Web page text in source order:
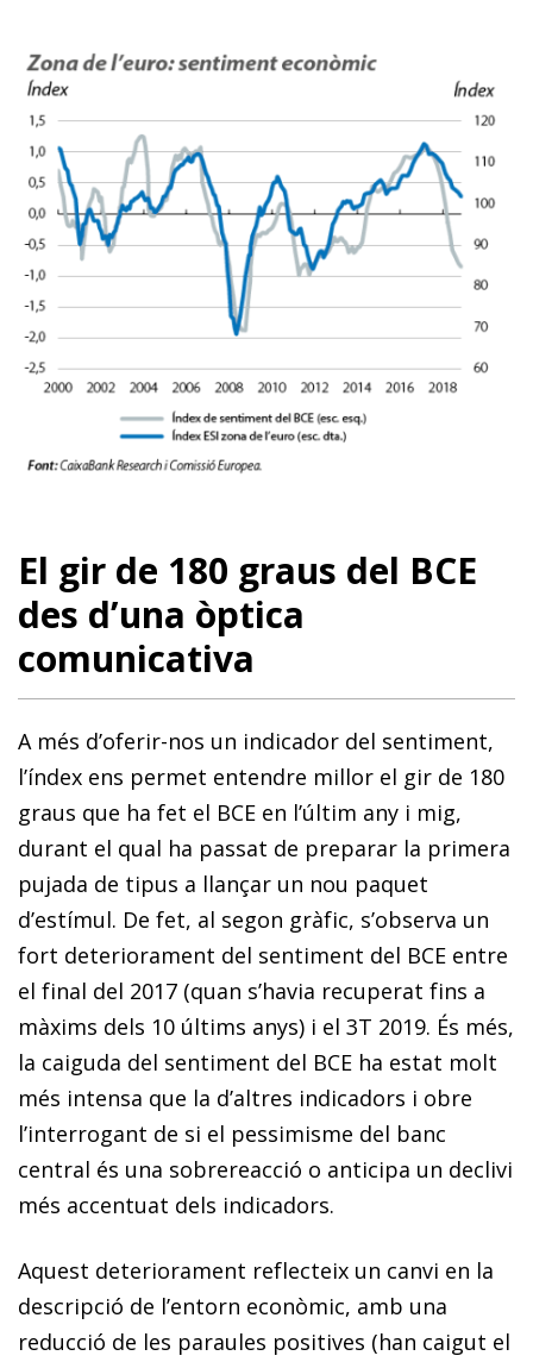
El gir de 180 graus del BCE
des d’una òptica
comunicativa
A més d’oferir-nos un indicador del sentiment,
l’índex ens permet entendre millor el gir de 180
graus que ha fet el BCE en l’últim any i mig,
durant el qual ha passat de preparar la primera
pujada de tipus a llançar un nou paquet
d’estímul. De fet, al segon gràfic, s’observa un
fort deteriorament del sentiment del BCE entre
el final del 2017 (quan s’havia recuperat fins a
màxims dels 10 últims anys) i el 3T 2019. És més,
la caiguda del sentiment del BCE ha estat molt
més intensa que la d’altres indicadors i obre
l’interrogant de si el pessimisme del banc
central és una sobrereacció o anticipa un declivi
més accentuat dels indicadors.
Aquest deteriorament reflecteix un canvi en la
descripció de l’entorn econòmic, amb una
reducció de les paraules positives (han caigut el